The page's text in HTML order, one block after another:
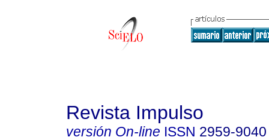
Revista Impulso
versión On-line ISSN 2959-9040